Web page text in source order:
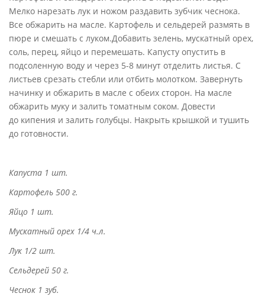
Мелко нарезать лук и ножом раздавить зубчик чеснока.
Все обжарить на масле. Картофель и сельдерей размять в
пюре и смешать с луком.Добавить зелень, мускатный орех,
соль, перец, яйцо и перемешать. Капусту опустить в
подсоленную воду и через 5-8 минут отделить листья. С
листьев срезать стебли или отбить молотком. Завернуть
начинку и обжарить в масле с обеих сторон. На масле
обжарить муку и залить томатным соком. Довести
до кипения и залить голубцы. Накрыть крышкой и тушить
до готовности.
Капуста 1 шт.
Картофель 500 г.
Яйцо 1 шт.
Мускатный орех 1/4 ч.л.
Лук 1/2 шт.
Сельдерей 50 г.
Чеснок 1 зуб.